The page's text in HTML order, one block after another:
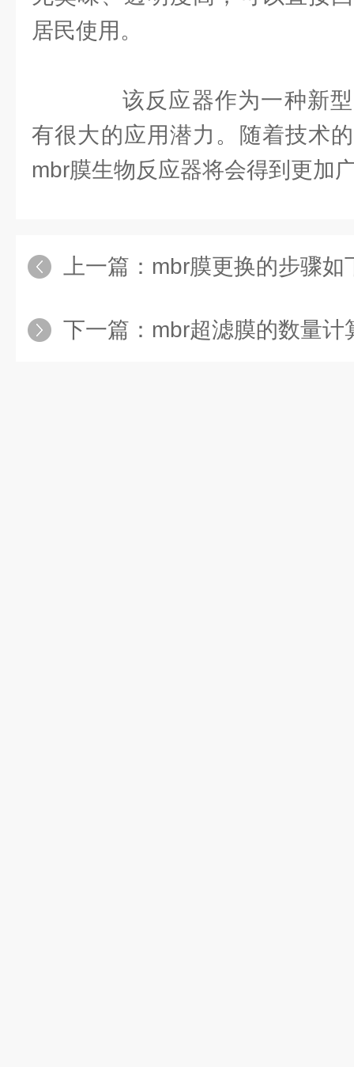
居民使用。
该反应器作为一种新型
有很大的应用潜力。随着技术
mbr膜生物反应器将会得到更加
上一篇： mbr膜更换的步骤如
下一篇： mbr超滤膜的数量计